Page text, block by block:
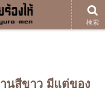
Cafeขนมหวานสีขาว มี
นสีขาว มีแต่ของ
検索